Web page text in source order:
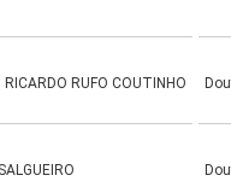
RICARDO RUFO COUTINHO